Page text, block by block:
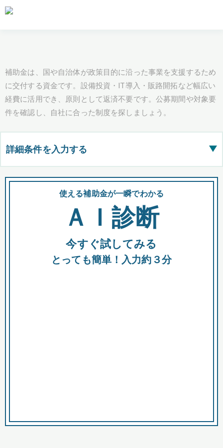
補助金は、国や自治体が政策目的に沿った事業を支援するため
に交付する資金です。設備投資・IT導入・販路開拓など幅広い
経費に活用でき、原則として返済不要です。公募期間や対象要
件を確認し、自社に合った制度を探しましょう。
詳細条件を入力する ▶
都道府県
全国の検索結果を含めて表示
助成金 融資 出資
使える補助金が一瞬でわかる
ＡＩ診断
今すぐ試してみる
とっても簡単！入力約３分